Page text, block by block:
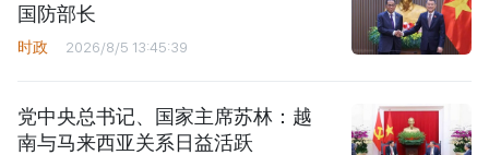
国防部长
时政 2026/8/5 13:45:39
党中央总书记、国家主席苏林：越
南与马来西亚关系日益活跃